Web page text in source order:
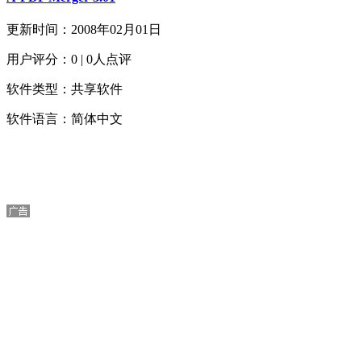
更新时间：2008年02月01日
用户评分：0 | 0人点评
软件类型：共享软件
软件语言：简体中文